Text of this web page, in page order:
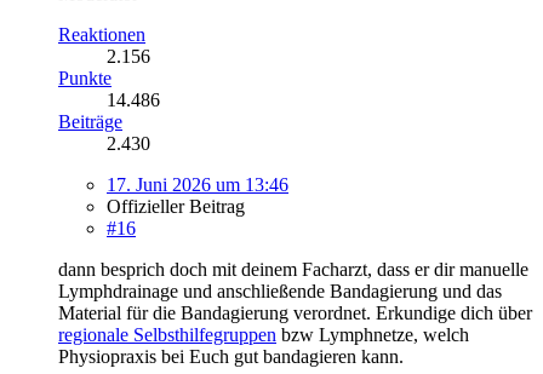
Reaktionen
2.156
Punkte
14.486
Beiträge
2.430
17. Juni 2026 um 13:46
Offizieller Beitrag
#16
dann besprich doch mit deinem Facharzt, dass er dir manuelle
Lymphdrainage und anschließende Bandagierung und das
Material für die Bandagierung verordnet. Erkundige dich über
regionale Selbsthilfegruppen bzw Lymphnetze, welch
Physiopraxis bei Euch gut bandagieren kann.